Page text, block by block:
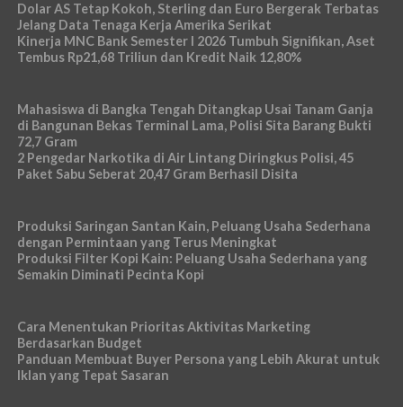
Dolar AS Tetap Kokoh, Sterling dan Euro Bergerak Terbatas
Jelang Data Tenaga Kerja Amerika Serikat
Kinerja MNC Bank Semester I 2026 Tumbuh Signifikan, Aset
Tembus Rp21,68 Triliun dan Kredit Naik 12,80%
Mahasiswa di Bangka Tengah Ditangkap Usai Tanam Ganja
di Bangunan Bekas Terminal Lama, Polisi Sita Barang Bukti
72,7 Gram
2 Pengedar Narkotika di Air Lintang Diringkus Polisi, 45
Paket Sabu Seberat 20,47 Gram Berhasil Disita
Produksi Saringan Santan Kain, Peluang Usaha Sederhana
dengan Permintaan yang Terus Meningkat
Produksi Filter Kopi Kain: Peluang Usaha Sederhana yang
Semakin Diminati Pecinta Kopi
Cara Menentukan Prioritas Aktivitas Marketing
Berdasarkan Budget
Panduan Membuat Buyer Persona yang Lebih Akurat untuk
Iklan yang Tepat Sasaran